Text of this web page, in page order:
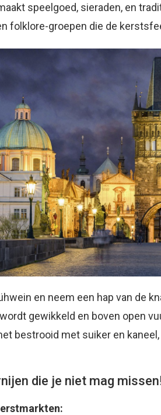
speelgoed, sieraden, en
folklore-groepen die de
en neem een hap van de
gewikkeld en boven open
bestrooid met suiker en
die je niet mag